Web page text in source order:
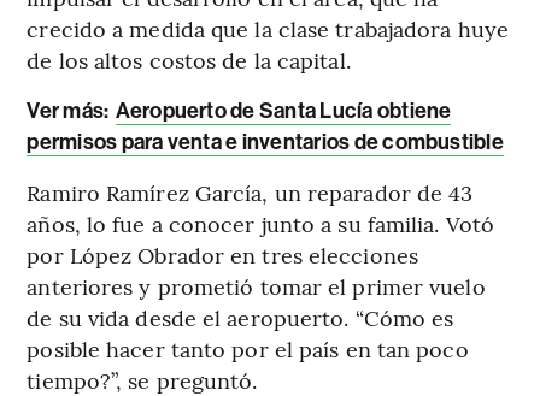
crecido a medida que la clase trabajadora huye
de los altos costos de la capital.
Ver más: Aeropuerto de Santa Lucía obtiene
permisos para venta e inventarios de combustible
Ramiro Ramírez García, un reparador de 43
años, lo fue a conocer junto a su familia. Votó
por López Obrador en tres elecciones
anteriores y prometió tomar el primer vuelo
de su vida desde el aeropuerto. “Cómo es
posible hacer tanto por el país en tan poco
tiempo?”, se preguntó.